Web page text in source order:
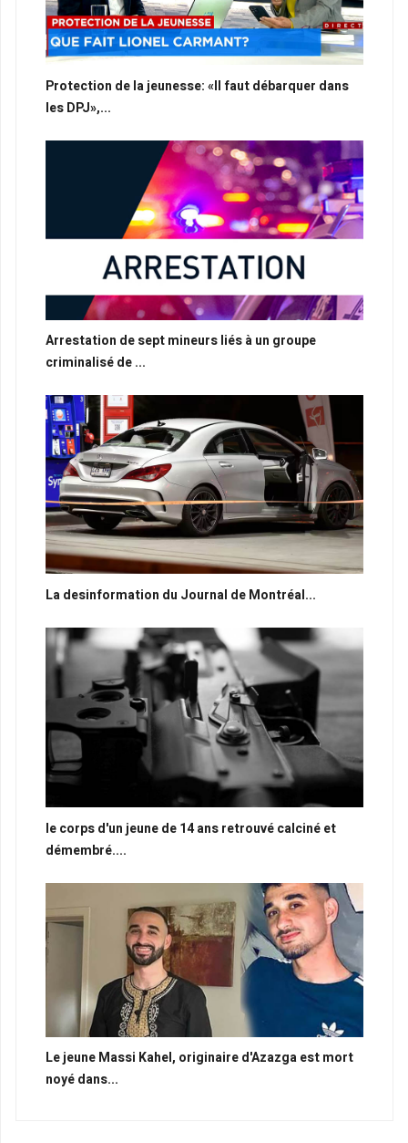
Protection de la jeunesse: «Il faut débarquer dans
les DPJ»,...
Arrestation de sept mineurs liés à un groupe
criminalisé de ...
La desinformation du Journal de Montréal...
le corps d'un jeune de 14 ans retrouvé calciné et
démembré....
Le jeune Massi Kahel, originaire d'Azazga est mort
noyé dans...